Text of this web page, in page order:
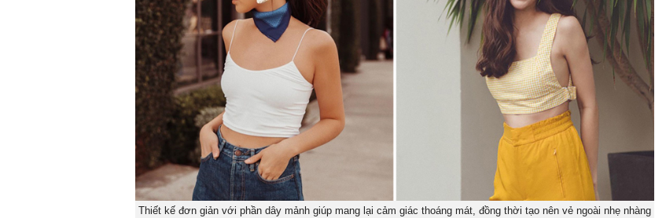
Thiết kế đơn giản với phần dây mảnh giúp mang lại cảm giác thoáng mát, đồng thời tạo nên vẻ ngoài nhẹ nhàng